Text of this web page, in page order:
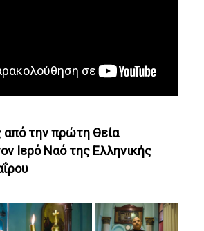
από την πρώτη Θεία
Ιερό Ναό της Ελληνικής